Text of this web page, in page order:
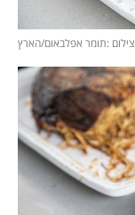
צילום :תומר אפלבאום/הארץ